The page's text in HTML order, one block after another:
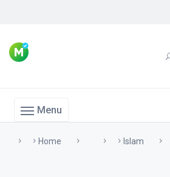
Menu
Home Islam